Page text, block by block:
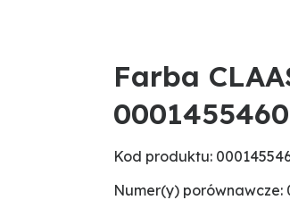
Farba
Kod produktu:
Numer(y) porównawcze: